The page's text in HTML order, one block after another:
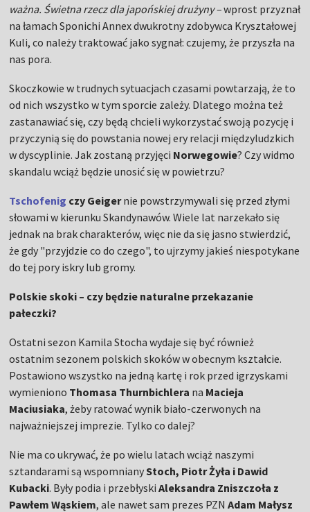
ważna. Świetna rzecz dla japońskiej drużyny –wprost przyznał
na łamach Sponichi Annex dwukrotny zdobywca Kryształowej
Kuli, co należy traktować jako sygnał: czujemy, że przyszła na
nas pora.
Skoczkowie w trudnych sytuacjach czasami powtarzają, że to
od nich wszystko w tym sporcie zależy. Dlatego można też
zastanawiać się, czy będą chcieli wykorzystać swoją pozycję i
przyczynią się do powstania nowej ery relacji międzyludzkich
w dyscyplinie. Jak zostaną przyjęci Norwegowie? Czy widmo
skandalu wciąż będzie unosić się w powietrzu?
Tschofenig czy Geigernie powstrzymywali się przed złymi
słowami w kierunku Skandynawów. Wiele lat narzekało się
jednak na brak charakterów, więc nie da się jasno stwierdzić,
że gdy "przyjdzie co do czego", to ujrzymy jakieś niespotykane
do tej pory iskry lub gromy.
Polskie skoki – czy będzie naturalne przekazanie
pałeczki?
Ostatni sezon Kamila Stocha wydaje się być również
ostatnim sezonem polskich skoków w obecnym kształcie.
Postawiono wszystko na jedną kartę i rok przed igrzyskami
wymieniono Thomasa Thurnbichlera na Macieja
Maciusiaka, żeby ratować wynik biało-czerwonych na
najważniejszej imprezie. Tylko co dalej?
Nie ma co ukrywać, że po wielu latach wciąż naszymi
sztandarami są wspomnianyStoch, Piotr Żyła i Dawid
Kubacki. Były podia i przebłyskiAleksandra Zniszczoła z
Pawłem Wąskiem, ale nawet sam prezes PZN Adam Małysz